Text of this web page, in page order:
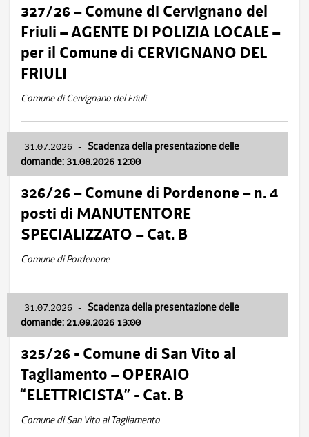
327/26 – Comune di Cervignano del
Friuli – AGENTE DI POLIZIA LOCALE –
per il Comune di CERVIGNANO DEL
FRIULI
Comune di Cervignano del Friuli
31.07.2026 - Scadenza della presentazione delle
domande: 31.08.2026 12:00
326/26 – Comune di Pordenone – n. 4
posti di MANUTENTORE
SPECIALIZZATO – Cat. B
Comune di Pordenone
31.07.2026 - Scadenza della presentazione delle
domande: 21.09.2026 13:00
325/26 - Comune di San Vito al
Tagliamento – OPERAIO
“ELETTRICISTA” - Cat. B
Comune di San Vito al Tagliamento